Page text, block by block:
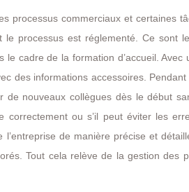
processus commerciaux et certaines
processus est réglementé. Ce sont
le cadre de la formation d’accueil.
des informations accessoires.
nouveaux collègues dès le début
correctement ou s’il peut éviter les
de manière précise et
Tout cela relève de la gestion des